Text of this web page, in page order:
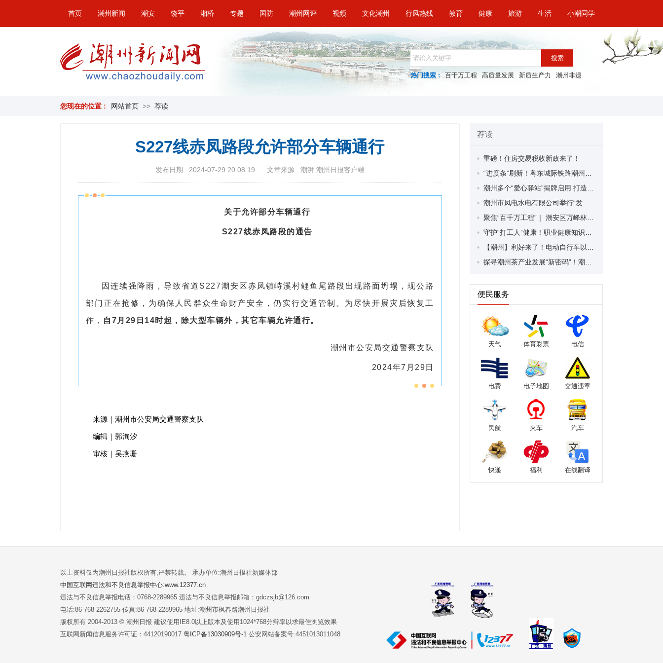
首页 潮州新闻 潮安 饶平 湘桥 专题 国防 潮州网评 视频 文化潮州 行风热线 教育 健康 旅游 生活 小潮同学
搜索
热门搜索 : 百千万工程 高质量发展 新质生产力 潮州非遗
您现在的位置 : 网站首页 >> 荐读
S227线赤凤路段允许部分车辆通行
发布日期 : 2024-07-29 20:08:19 文章来源 : 潮湃 潮州日报客户端
关于允许部分车辆通行
S227线赤凤路段的通告
因连续强降雨，导致省道S227潮安区赤凤镇峙溪村鲤鱼尾路段出现路面坍塌，现公路
部门正在抢修，为确保人民群众生命财产安全，仍实行交通管制。为尽快开展灾后恢复工
作， 自7月29日14时起，除大型车辆外，其它车辆允许通行。
潮州市公安局交通警察支队
2024年7月29日
来源｜潮州市公安局交通警察支队
编辑｜郭洵汐
审核｜吴燕珊
荐读
重磅！住房交易税收新政来了！
便民服务
天气 体育彩票 电信
电费 电子地图 交通违章
民航 火车 汽车
快递 福利 在线翻译
以上资料仅为潮州日报社版权所有,严禁转载。 承办单位:潮州日报社新媒体部
中国互联网违法和不良信息举报中心:www.12377.cn
违法与不良信息举报电话：0768-2289965 违法与不良信息举报邮箱：gdczsjb@126.com
电话:86-768-2262755 传真:86-768-2289965 地址:潮州市枫春路潮州日报社
版权所有 2004-2013 © 潮州日报 建议使用IE8.0以上版本及使用1024*768分辩率以求最佳浏览效果
互联网新闻信息服务许可证：44120190017 粤ICP备13030909号-1 公安网站备案号:4451013011048